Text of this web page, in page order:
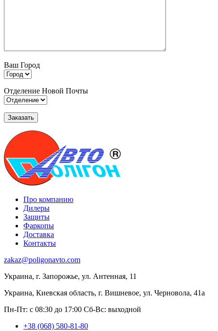
Ваш Город
Отделение Новой Почты
Про компанию
Дилеры
Защиты
Фаркопы
Доставка
Контакты
zakaz@poligonavto.com
Украина, г. Запорожье, ул. Антенная, 11
Украина, Киевская область, г. Вишневое, ул. Черновола, 41а
Пн-Пт: с 08:30 до 17:00 Сб-Вс: выходной
+38 (068) 580-81-80